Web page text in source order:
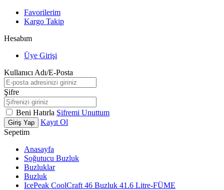
Favorilerim
Kargo Takip
Hesabım
Üye Girişi
Kullanıcı Adı/E-Posta
Şifre
Beni Hatırla Şifremi Unuttum
Giriş Yap
Kayıt Ol
Sepetim
Anasayfa
Soğutucu Buzluk
Buzluklar
Buzluk
IcePeak CoolCraft 46 Buzluk 41.6 Litre-FÜME